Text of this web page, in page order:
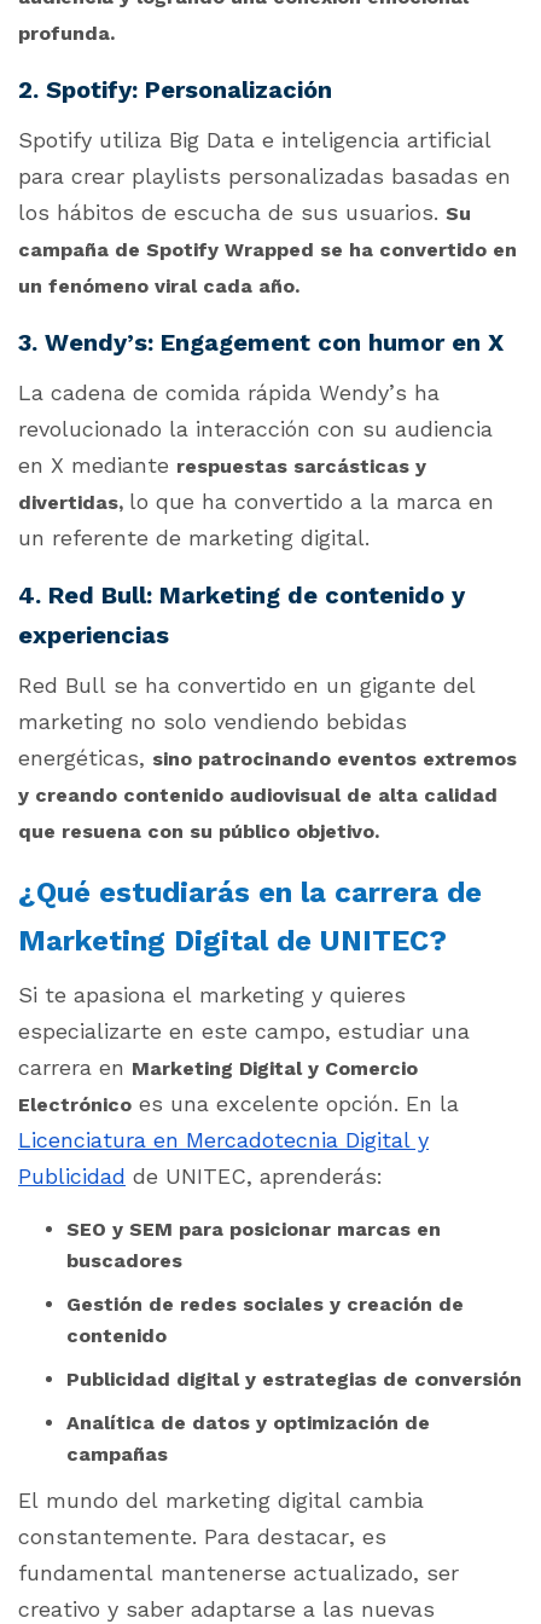
profunda.
2. Spotify: Personalización
Spotify utiliza Big Data e inteligencia artificial
para crear playlists personalizadas basadas en
los hábitos de escucha de sus usuarios. Su
campaña de Spotify Wrapped se ha convertido en
un fenómeno viral cada año.
3. Wendy’s: Engagement con humor en X
La cadena de comida rápida Wendy’s ha
revolucionado la interacción con su audiencia
en X mediante respuestas sarcásticas y
divertidas, lo que ha convertido a la marca en
un referente de marketing digital.
4. Red Bull: Marketing de contenido y
experiencias
Red Bull se ha convertido en un gigante del
marketing no solo vendiendo bebidas
energéticas, sino patrocinando eventos extremos
y creando contenido audiovisual de alta calidad
que resuena con su público objetivo.
¿Qué estudiarás en la carrera de
Marketing Digital de UNITEC?
Si te apasiona el marketing y quieres
especializarte en este campo, estudiar una
carrera en Marketing Digital y Comercio
Electrónico es una excelente opción. En la
Licenciatura en Mercadotecnia Digital y
Publicidad de UNITEC, aprenderás:
SEO y SEM para posicionar marcas en
buscadores
Gestión de redes sociales y creación de
contenido
Publicidad digital y estrategias de conversión
Analítica de datos y optimización de
campañas
El mundo del marketing digital cambia
constantemente. Para destacar, es
fundamental mantenerse actualizado, ser
creativo y saber adaptarse a las nuevas